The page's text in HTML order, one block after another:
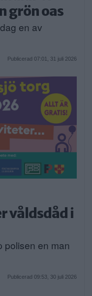
grön oas
en av
Publicerad 07:01, 31 juli 2026
våldsdåd i
polisen en man
Publicerad 09:53, 30 juli 2026